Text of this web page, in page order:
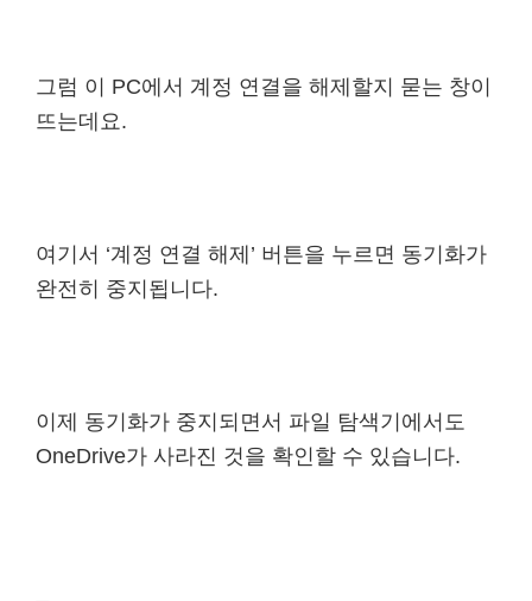
그럼 이 PC에서 계정 연결을 해제할지 묻는 창이
뜨는데요.
여기서 ‘계정 연결 해제’ 버튼을 누르면 동기화가
완전히 중지됩니다.
이제 동기화가 중지되면서 파일 탐색기에서도
OneDrive가 사라진 것을 확인할 수 있습니다.